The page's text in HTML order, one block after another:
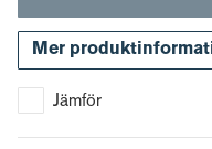
Mer
Jämför